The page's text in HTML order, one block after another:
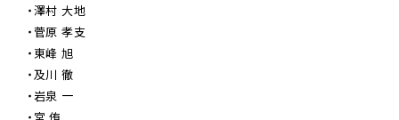
・澤村 大地
・菅原 孝支
・東峰 旭
・及川 徹
・岩泉 一
・宮 侑